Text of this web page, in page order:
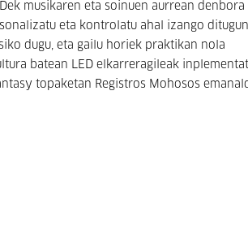
musikaren eta soinuen aurrean denbora
eta kontrolatu ahal izango
dugu, eta gailu horiek praktikan nola
batean LED elkarreragileak
topaketan Registros Mohosos